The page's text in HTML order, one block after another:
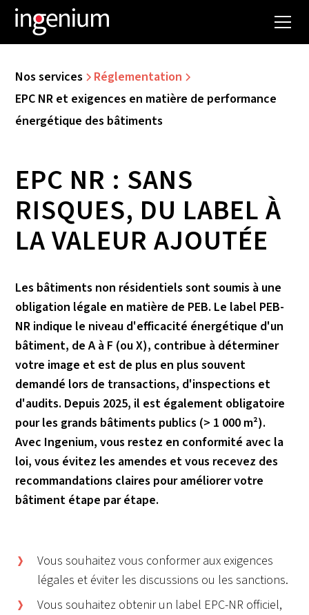
Nos services
Réglementation
EPC NR et exigences en matière de performance
énergétique des bâtiments
EPC NR : SANS
RISQUES, DU LABEL À
LA VALEUR AJOUTÉE
Les bâtiments non résidentiels sont soumis à une
obligation légale en matière de PEB. Le label PEB-
NR indique le niveau d'efficacité énergétique d'un
bâtiment, de A à F (ou X), contribue à déterminer
votre image et est de plus en plus souvent
demandé lors de transactions, d'inspections et
d'audits. Depuis 2025, il est également obligatoire
pour les grands bâtiments publics (> 1 000 m²).
Avec Ingenium, vous restez en conformité avec la
loi, vous évitez les amendes et vous recevez des
recommandations claires pour améliorer votre
bâtiment étape par étape.
Vous souhaitez vous conformer aux exigences
légales et éviter les discussions ou les sanctions.
Vous souhaitez obtenir un label EPC-NR officiel,